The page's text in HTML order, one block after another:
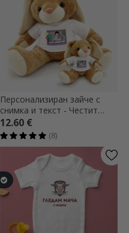
Персонализиран зайче с
снимка и текст - Честит
рожден ден, малчо!
12.60 €
(8)